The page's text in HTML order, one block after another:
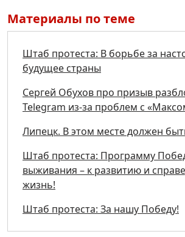
Материалы по теме
Штаб протеста: В борьбе за
будущее страны
Сергей Обухов про призыв
Telegram из-за проблем с
Липецк. В этом месте должен
Штаб протеста: Программу
выживания – к развитию и
жизнь!
Штаб протеста: За нашу Победу!